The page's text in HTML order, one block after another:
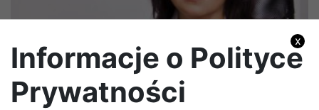
x
Informacje o Polityce
Prywatności